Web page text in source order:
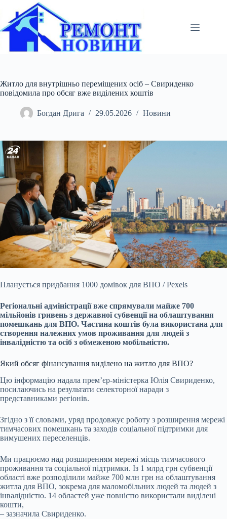
вмісту
Житло для внутрішньо переміщених осіб – Свириденко
повідомила про обсяг вже виділених коштів
Богдан Дрига 29.05.2026 Новини
Планується придбання 1000 домівок для ВПО / Pexels
Регіональні адміністрації вже спрямували майже 700
мільйонів гривень з державної субвенції на облаштування
помешкань для ВПО. Частина коштів була використана для
створення належних умов проживання для людей з
інвалідністю та осіб з обмеженою мобільністю.
Який обсяг фінансування виділено на житло для ВПО?
Цю інформацію надала прем’єр-міністерка Юлія Свириденко,
посилаючись на результати селекторної наради з
представниками регіонів.
Згідно з її словами, уряд продовжує роботу з розширення мережі
тимчасових помешкань та заходів соціальної підтримки для
вимушених переселенців.
Ми працюємо над розширенням мережі місць тимчасового
проживання та соціальної підтримки. Із 1 млрд грн субвенції
області вже розподілили майже 700 млн грн на облаштування
житла для ВПО, зокрема для маломобільних людей та людей з
інвалідністю. 14 областей уже повністю використали виділені
кошти,
– зазначила Свириденко.